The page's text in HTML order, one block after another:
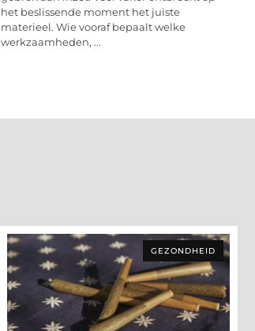
het beslissende moment het juiste
materieel. Wie vooraf bepaalt welke
werkzaamheden, ...
GEZONDHEID